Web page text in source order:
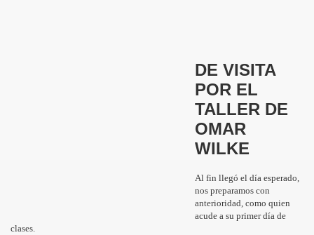
DE VISITA
POR EL
TALLER DE
OMAR
WILKE
Al fin llegó el día esperado,
nos preparamos con
anterioridad, como quien
acude a su primer día de
clases.